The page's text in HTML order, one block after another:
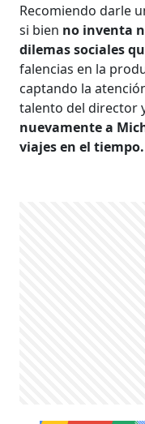
Recomiendo darle
si bien no inventa
dilemas sociales
falencias en la
captando la
talento del director
nuevamente a
viajes en el tiempo.